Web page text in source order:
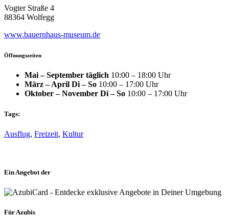
Vogter Straße 4
88364 Wolfegg
www.bauernhaus-museum.de
Öffnungszeiten
Mai – September täglich 10:00 – 18:00 Uhr
März – April Di – So 10:00 – 17:00 Uhr
Oktober – November Di – So 10:00 – 17:00 Uhr
Tags:
Ausflug, Freizeit, Kultur
Ein Angebot der
Für Azubis